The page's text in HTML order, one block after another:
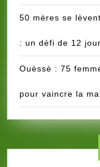
50 mères se
: un défi de 12
Ouèssè : 75
pour vaincre la